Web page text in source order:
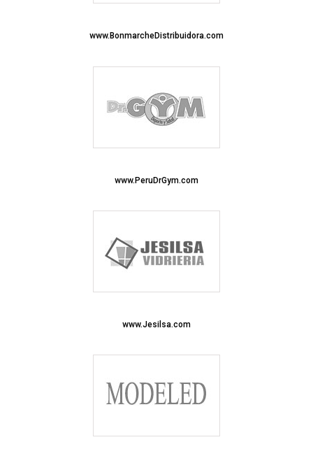
www.BonmarcheDistribuidora.com
www.PeruDrGym.com
www.Jesilsa.com